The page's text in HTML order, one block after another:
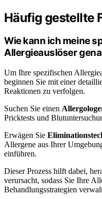
Häufig gestellte
Wie kann ich meine
Allergieauslöser
Um Ihre spezifischen
beginnen Sie mit einer
Reaktionen zu verfolgen.
Suchen Sie einen
Pricktests und
Erwägen Sie
Allergene aus Ihrer
einführen.
Dieser Prozess hilft dabei,
verursacht, sodass Sie Ihre
Behandlungsstrategien